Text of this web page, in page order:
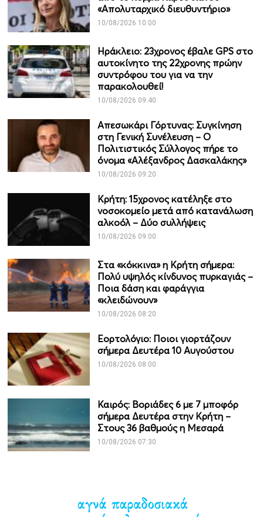
«Απολυταρχικό διευθυντήριο»
10/08/2026 10:00
Ηράκλειο: 23χρονος έβαλε GPS στο
αυτοκίνητο της 22χρονης πρώην
συντρόφου του για να την
παρακολουθεί!
10/08/2026 09:40
Απεσωκάρι Γόρτυνας: Συγκίνηση
στη Γενική Συνέλευση – Ο
Πολιτιστικός Σύλλογος πήρε το
όνομα «Αλέξανδρος Δασκαλάκης»
10/08/2026 09:20
Κρήτη: 15χρονος κατέληξε στο
νοσοκομείο μετά από κατανάλωση
αλκοόλ – Δύο συλλήψεις
10/08/2026 09:00
Στα «κόκκινα» η Κρήτη σήμερα:
Πολύ υψηλός κίνδυνος πυρκαγιάς –
Ποια δάση και φαράγγια
«κλειδώνουν»
10/08/2026 08:20
Εορτολόγιο: Ποιοι γιορτάζουν
σήμερα Δευτέρα 10 Αυγούστου
10/08/2026 08:00
Καιρός: Βοριάδες 6 με 7 μποφόρ
σήμερα Δευτέρα στην Κρήτη –
Στους 36 βαθμούς η Μεσαρά
10/08/2026 07:30